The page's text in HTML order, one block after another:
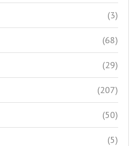
(3)
(68)
(29)
(207)
(50)
(5)